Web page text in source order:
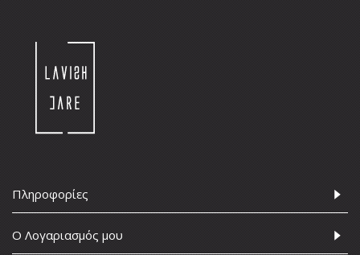
Πληροφορίες
Ο Λογαριασμός μου